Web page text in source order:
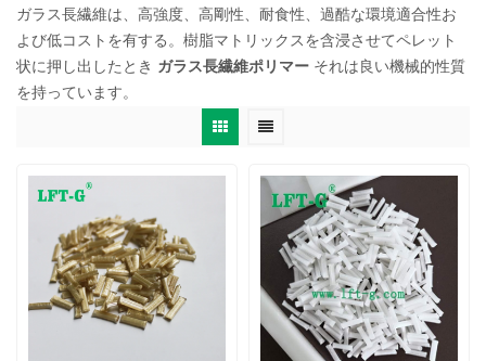
ガラス長繊維は、高強度、高剛性、耐食性、過酷な環境適合性お
よび低コストを有する。樹脂マトリックスを含浸させてペレット
状に押し出したとき ガラス長繊維ポリマー それは良い機械的性質
を持っています。